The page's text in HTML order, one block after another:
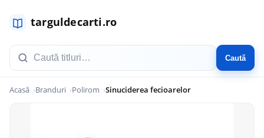
Caută
Acasă Branduri Polirom Sinuciderea fecioarelor